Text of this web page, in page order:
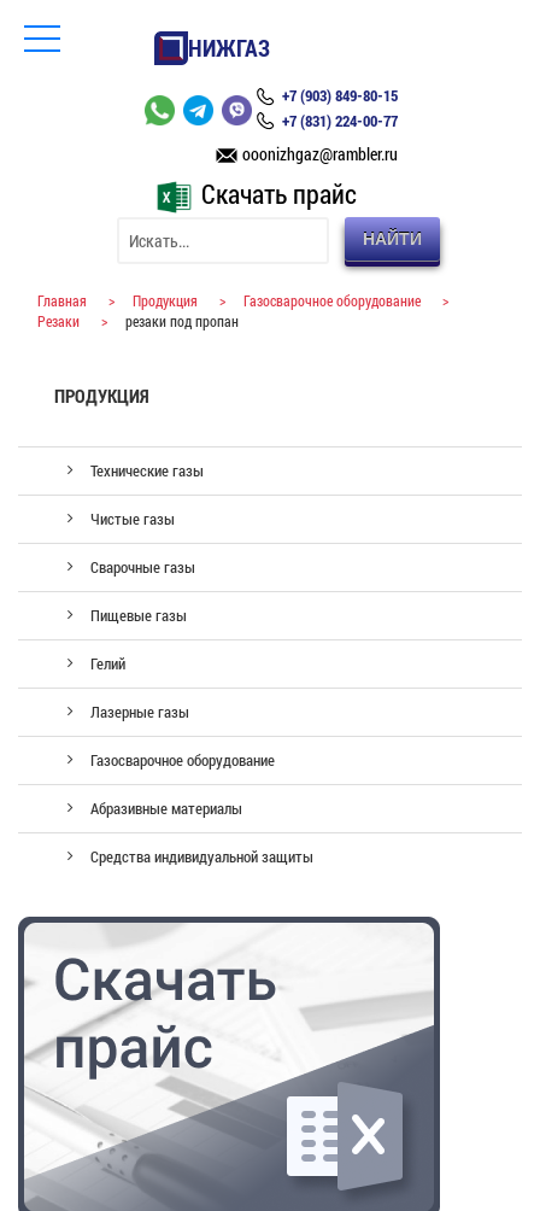
НИЖГАЗ
+7 (903) 849-80-15
+7 (831) 224-00-77
ooonizhgaz@rambler.ru
Скачать прайс
НАЙТИ
Главная > Продукция > Газосварочное оборудование
>
Резаки
> резаки под пропан
ПРОДУКЦИЯ
Технические газы
Чистые газы
Сварочные газы
Пищевые газы
Гелий
Лазерные газы
Газосварочное оборудование
Абразивные материалы
Средства индивидуальной защиты